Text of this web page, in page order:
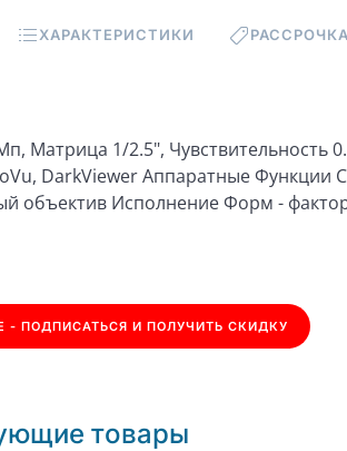
ХАРАКТЕРИСТИКИ РАССРОЧКА
Матрица 1/2.5", Чувствительность
DarkViewer Аппаратные Функции
объектив Исполнение Форм -
- ПОДПИСАТЬСЯ И ПОЛУЧИТЬ СКИДКУ
товары